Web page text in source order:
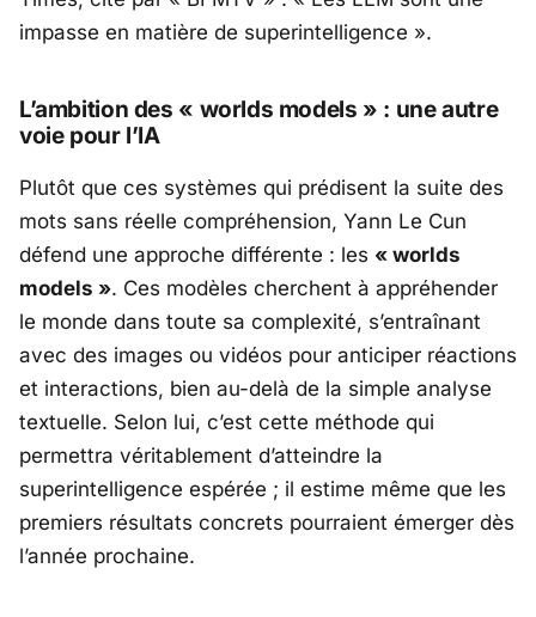
impasse en matière de superintelligence ».
L’ambition des « worlds models » : une autre
voie pour l’IA
Plutôt que ces systèmes qui prédisent la suite des
mots sans réelle compréhension, Yann Le Cun
défend une approche différente : les « worlds
models ». Ces modèles cherchent à appréhender
le monde dans toute sa complexité, s’entraînant
avec des images ou vidéos pour anticiper réactions
et interactions, bien au-delà de la simple analyse
textuelle. Selon lui, c’est cette méthode qui
permettra véritablement d’atteindre la
superintelligence espérée ; il estime même que les
premiers résultats concrets pourraient émerger dès
l’année prochaine.